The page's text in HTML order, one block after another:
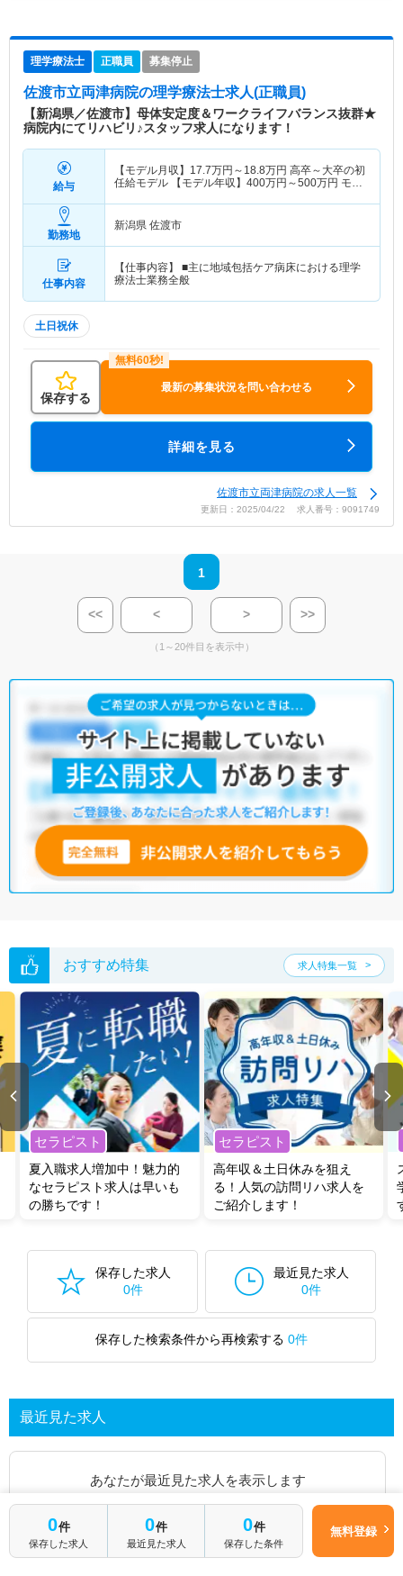
理学療法士 正職員 募集停止
佐渡市立両津病院の理学療法士求人(正職員)
【新潟県／佐渡市】母体安定度＆ワークライフバランス抜群★
病院内にてリハビリ♪スタッフ求人になります！
給与
【モデル月収】 17.7万円～ 18.8万円 高卒～大卒の初
任給モデル 【モデル年収】 400万円～500万円 モデ
勤務地
新潟県 佐渡市
仕事内容
【仕事内容】 ■主に地域包括ケア病床における理学
療法士業務全般
土日祝休
保存する
最新の募集状況を問い合わせる
詳細を見る
佐渡市立両津病院の求人一覧
更新日：2025/04/22 求人番号：9091749
1
<< < > >>
（1～20件目を表示中）
おすすめ特集 求人特集一覧
セラピスト
夏入職求人増加中！魅力的
なセラピスト求人は早いも
の勝ちです！
セラピスト
高年収＆土日休みを狙え
る！人気の訪問リハ求人を
ご紹介します！
保存した求人
0件
最近見た求人
0件
保存した検索条件から再検索する 0件
最近見た求人
あなたが最近見た求人を表示します
求人を探してみる
0件
保存した求人
0件
最近見た求人
0件
保存した条件
無料登録